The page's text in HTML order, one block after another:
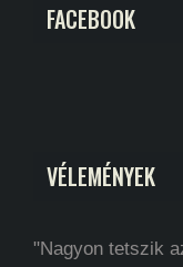
FACEBOOK
VÉLEMÉNYEK
"Nagyon tetszik